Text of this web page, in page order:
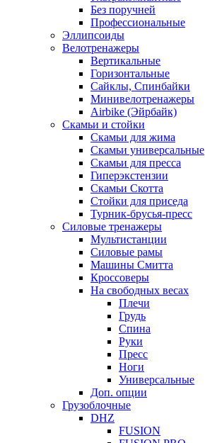
Без поручней
Профессиональные
Эллипсоиды
Велотренажеры
Вертикальные
Горизонтальные
Сайклы, Спинбайки
Минивелотренажеры
Airbike (Эйрбайк)
Скамьи и стойки
Скамьи для жима
Скамьи универсальные
Скамьи для пресса
Гиперэкстензии
Скамьи Скотта
Стойки для приседа
Турник-брусья-пресс
Силовые тренажеры
Мультистанции
Силовые рамы
Машины Смитта
Кроссоверы
На свободных весах
Плечи
Грудь
Спина
Руки
Пресс
Ноги
Универсальные
Доп. опции
Грузоблочные
DHZ
FUSION